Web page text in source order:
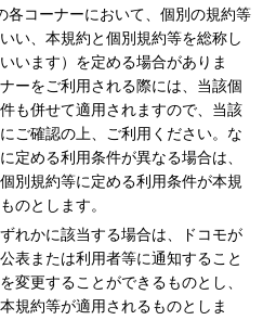
各コーナーにおいて、個別の規約等
い、本規約と個別規約等を総称し
います）を定める場合がありま
ーをご利用される際には、当該個
も併せて適用されますので、当該
ご確認の上、ご利用ください。な
定める利用条件が異なる場合は、
別規約等に定める利用条件が本規
のとします。
れかに該当する場合は、ドコモが
表または利用者等に通知すること
変更することができるものとし、
規約等が適用されるものとしま